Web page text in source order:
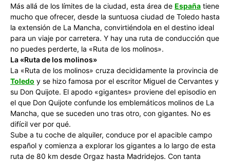
Más allá de los límites de la ciudad, esta área de España tiene
mucho que ofrecer, desde la suntuosa ciudad de Toledo hasta
la extensión de La Mancha, convirtiéndola en el destino ideal
para un viaje por carretera. Y hay una ruta de conducción que
no puedes perderte, la «Ruta de los molinos».
La «Ruta de los molinos»
La «Ruta de los molinos» cruza decididamente la provincia de
Toledo y se hizo famosa por el escritor Miguel de Cervantes y
su Don Quijote. El apodo «gigantes» proviene del episodio en
el que Don Quijote confunde los emblemáticos molinos de La
Mancha, que se suceden uno tras otro, con gigantes. No es
difícil ver por qué.
Sube a tu coche de alquiler, conduce por el apacible campo
español y comienza a explorar los gigantes a lo largo de esta
ruta de 80 km desde Orgaz hasta Madridejos. Con tanta